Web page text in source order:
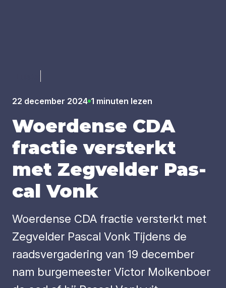
22 december 2024 1 minuten lezen
Woer­den­se CDA
frac­tie ver­sterkt
met Zeg­vel­der Pas­
cal Vonk
Woerdense CDA fractie versterkt met
Zegvelder Pascal Vonk Tijdens de
raadsvergadering van 19 december
nam burgemeester Victor Molkenboer